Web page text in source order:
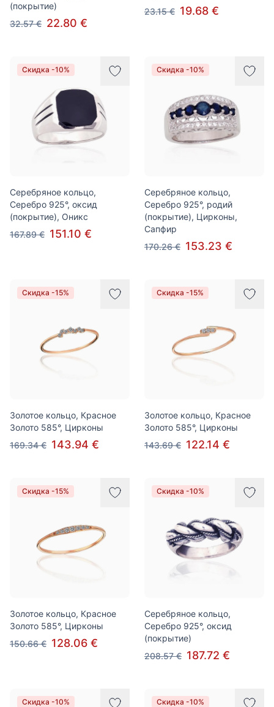
(покрытие)
32.57 € 22.80 €
23.15 € 19.68 €
Скидка -10%
Серебряное кольцо,
Серебро 925°, оксид
(покрытие), Оникс
167.89 € 151.10 €
Скидка -10%
Серебряное кольцо,
Серебро 925°, родий
(покрытие), Цирконы,
Сапфир
170.26 € 153.23 €
Скидка -15%
Золотое кольцо, Красное
Золото 585°, Цирконы
169.34 € 143.94 €
Скидка -15%
Золотое кольцо, Красное
Золото 585°, Цирконы
143.69 € 122.14 €
Скидка -15%
Золотое кольцо, Красное
Золото 585°, Цирконы
150.66 € 128.06 €
Скидка -10%
Серебряное кольцо,
Серебро 925°, оксид
(покрытие)
208.57 € 187.72 €
Скидка -10% Скидка -10%